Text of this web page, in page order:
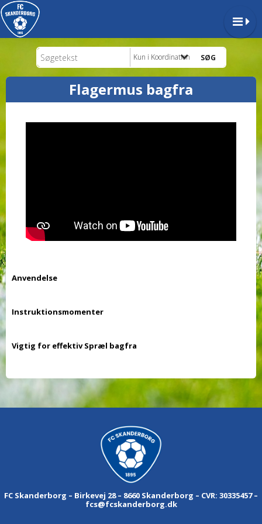
Kun i Koordination
Flagermus bagfra
Anvendelse
Instruktionsmomenter
Vigtig for effektiv Spræl bagfra
FC Skanderborg – Birkevej 28 – 8660 Skanderborg – CVR: 30335457 –
fcs@fcskanderborg.dk